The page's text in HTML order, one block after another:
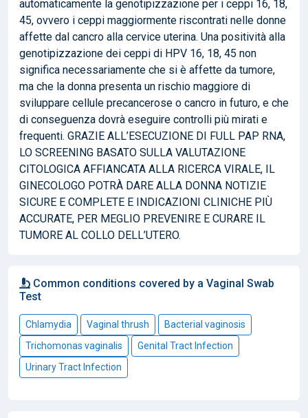
automaticamente la genotipizzazione per i ceppi 16, 18,
45, ovvero i ceppi maggiormente riscontrati nelle donne
affette dal cancro alla cervice uterina. Una positività alla
genotipizzazione dei ceppi di HPV 16, 18, 45 non
significa necessariamente che si è affette da tumore,
ma che la donna presenta un rischio maggiore di
sviluppare cellule precancerose o cancro in futuro, e che
di conseguenza dovrà eseguire controlli più mirati e
frequenti. GRAZIE ALL’ESECUZIONE DI FULL PAP RNA,
LO SCREENING BASATO SULLA VALUTAZIONE
CITOLOGICA AFFIANCATA ALLA RICERCA VIRALE, IL
GINECOLOGO POTRÀ DARE ALLA DONNA NOTIZIE
SICURE E COMPLETE E INDICAZIONI CLINICHE PIÙ
ACCURATE, PER MEGLIO PREVENIRE E CURARE IL
TUMORE AL COLLO DELL’UTERO.
Common conditions covered by a Vaginal Swab
Test
Chlamydia Vaginal thrush
Bacterial vaginosis
Trichomonas vaginalis
Genital Tract Infection
Urinary Tract Infection